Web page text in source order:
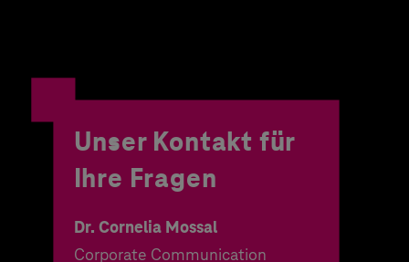
Unser Kontakt für
Ihre Fragen
Dr. Cornelia Mossal
Corporate Communication